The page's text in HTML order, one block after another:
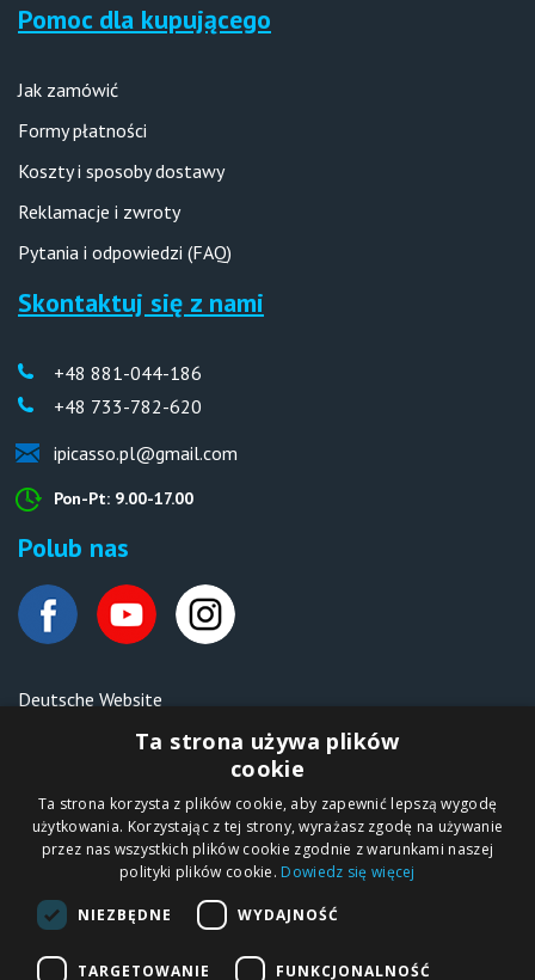
Pomoc dla kupującego
Jak zamówić
Formy płatności
Koszty i sposoby dostawy
Reklamacje i zwroty
Pytania i odpowiedzi (FAQ)
Skontaktuj się z nami
+48 881-044-186
+48 733-782-620
ipicasso.pl@gmail.com
Pon-Pt: 9.00-17.00
Polub nas
Deutsche Website
Malen nach Zahlen Ipicasso.de
Copyright © 2012-2026
Sklep internetowy
iPICASSO.PL
Malowanie po
numerach – zbliż
się do świata sztuki!
IPICASSO Sp. z o.o.
ul. Słoneczna 194,
05-506 Kolonia
NIP 1231355620 KRS
0000680650
Ta strona używa plików
cookie
Ta strona korzysta z plików cookie, aby zapewnić lepszą wygodę
użytkowania. Korzystając z tej strony, wyrażasz zgodę na używanie
przez nas wszystkich plików cookie zgodnie z warunkami naszej
polityki plików cookie. Dowiedz się więcej
NIEZBĘDNE WYDAJNOŚĆ
TARGETOWANIE FUNKCJONALNOŚĆ